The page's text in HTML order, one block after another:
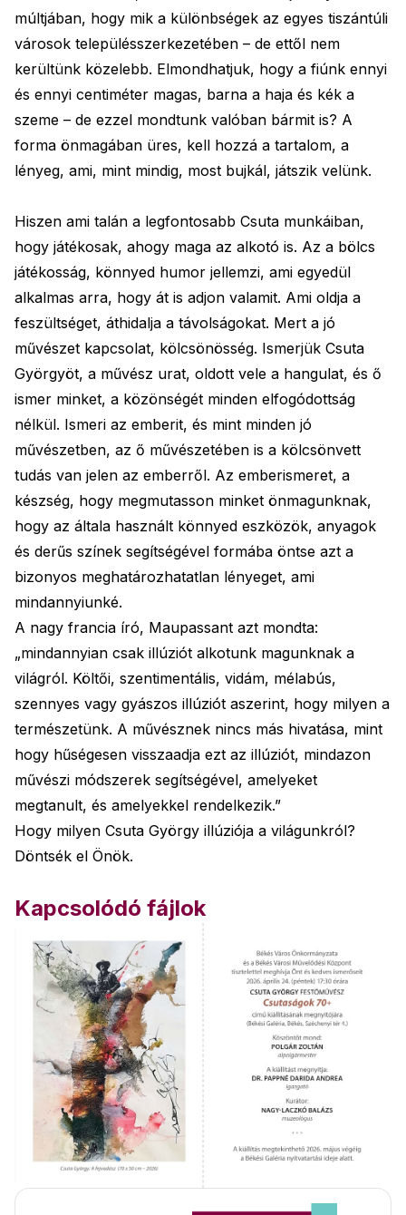
múltjában, hogy mik a különbségek az egyes tiszántúli
városok településszerkezetében – de ettől nem
kerültünk közelebb. Elmondhatjuk, hogy a fiúnk ennyi
és ennyi centiméter magas, barna a haja és kék a
szeme – de ezzel mondtunk valóban bármit is? A
forma önmagában üres, kell hozzá a tartalom, a
lényeg, ami, mint mindig, most bujkál, játszik velünk.
Hiszen ami talán a legfontosabb Csuta munkáiban,
hogy játékosak, ahogy maga az alkotó is. Az a bölcs
játékosság, könnyed humor jellemzi, ami egyedül
alkalmas arra, hogy át is adjon valamit. Ami oldja a
feszültséget, áthidalja a távolságokat. Mert a jó
művészet kapcsolat, kölcsönösség. Ismerjük Csuta
Györgyöt, a művész urat, oldott vele a hangulat, és ő
ismer minket, a közönségét minden elfogódottság
nélkül. Ismeri az emberit, és mint minden jó
művészetben, az ő művészetében is a kölcsönvett
tudás van jelen az emberről. Az emberismeret, a
készség, hogy megmutasson minket önmagunknak,
hogy az általa használt könnyed eszközök, anyagok
és derűs színek segítségével formába öntse azt a
bizonyos meghatározhatatlan lényeget, ami
mindannyiunké.
A nagy francia író, Maupassant azt mondta:
„mindannyian csak illúziót alkotunk magunknak a
világról. Költői, szentimentális, vidám, mélabús,
szennyes vagy gyászos illúziót aszerint, hogy milyen a
természetünk. A művésznek nincs más hivatása, mint
hogy hűségesen visszaadja ezt az illúziót, mindazon
művészi módszerek segítségével, amelyeket
megtanult, és amelyekkel rendelkezik.”
Hogy milyen Csuta György illúziója a világunkról?
Döntsék el Önök.
Kapcsolódó fájlok